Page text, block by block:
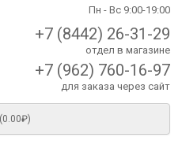
Пн - Вс 9:00-19:00
+7 (8442) 26-31-29
отдел в магазине
+7 (962) 760-16-97
для заказа через сайт